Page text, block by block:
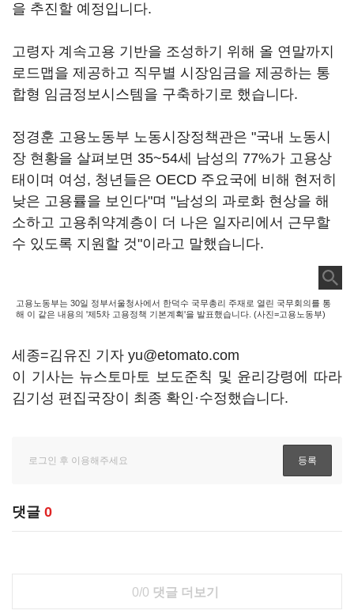
을 추진할 예정입니다.
고령자 계속고용 기반을 조성하기 위해 올 연말까지
로드맵을 제공하고 직무별 시장임금을 제공하는 통
합형 임금정보시스템을 구축하기로 했습니다.
정경훈 고용노동부 노동시장정책관은 "국내 노동시
장 현황을 살펴보면 35~54세 남성의 77%가 고용상
태이며 여성, 청년들은 OECD 주요국에 비해 현저히
낮은 고용률을 보인다"며 "남성의 과로화 현상을 해
소하고 고용취약계층이 더 나은 일자리에서 근무할
수 있도록 지원할 것"이라고 말했습니다.
고용노동부는 30일 정부서울청사에서 한덕수 국무총리 주재로 열린 국무회의를 통
해 이 같은 내용의 '제5차 고용정책 기본계획'을 발표했습니다. (사진=고용노동부)
세종=김유진 기자 yu@etomato.com
이 기사는 뉴스토마토 보도준칙 및 윤리강령에 따라
김기성 편집국장이 최종 확인·수정했습니다.
댓글 0
0/0 댓글 더보기